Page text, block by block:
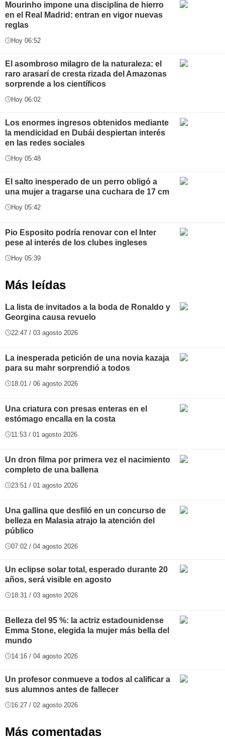
Mourinho impone una disciplina de hierro
en el Real Madrid: entran en vigor nuevas
reglas
Hoy 06:52
El asombroso milagro de la naturaleza: el
raro arasarí de cresta rizada del Amazonas
sorprende a los científicos
Hoy 06:02
Los enormes ingresos obtenidos mediante
la mendicidad en Dubái despiertan interés
en las redes sociales
Hoy 05:48
El salto inesperado de un perro obligó a
una mujer a tragarse una cuchara de 17 cm
Hoy 05:42
Pio Esposito podría renovar con el Inter
pese al interés de los clubes ingleses
Hoy 05:39
Más leídas
La lista de invitados a la boda de Ronaldo y
Georgina causa revuelo
22:47 / 03 agosto 2026
La inesperada petición de una novia kazaja
para su mahr sorprendió a todos
18:01 / 06 agosto 2026
Una criatura con presas enteras en el
estómago encalla en la costa
11:53 / 01 agosto 2026
Un dron filma por primera vez el nacimiento
completo de una ballena
23:51 / 01 agosto 2026
Una gallina que desfiló en un concurso de
belleza en Malasia atrajo la atención del
público
07:02 / 04 agosto 2026
Un eclipse solar total, esperado durante 20
años, será visible en agosto
18:31 / 03 agosto 2026
Belleza del 95 %: la actriz estadounidense
Emma Stone, elegida la mujer más bella del
mundo
14:16 / 04 agosto 2026
Un profesor conmueve a todos al calificar a
sus alumnos antes de fallecer
16:27 / 02 agosto 2026
Más comentadas